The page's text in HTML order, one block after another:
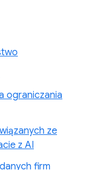
ograniczania
ze
z AI
firm